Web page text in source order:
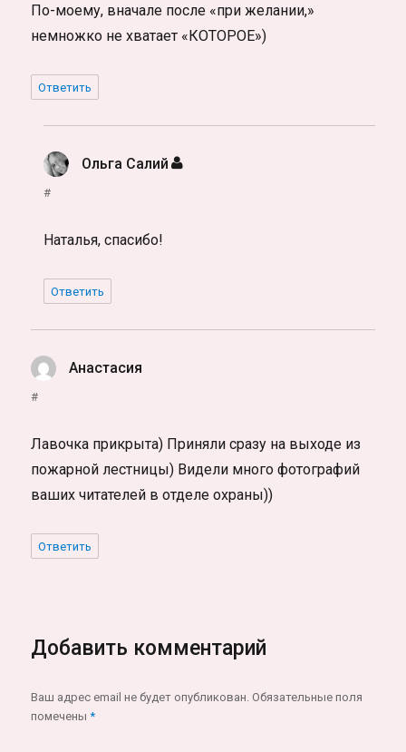
По-моему, вначале после «при желании,»
немножко не хватает «КОТОРОЕ»)
Ответить
Ольга Салий :
#
Наталья, спасибо!
Ответить
Анастасия
#
Лавочка прикрыта) Приняли сразу на выходе из
пожарной лестницы) Видели много фотографий
ваших читателей в отделе охраны))
Ответить
Добавить комментарий
Ваш адрес email не будет опубликован. Обязательные поля
помечены*